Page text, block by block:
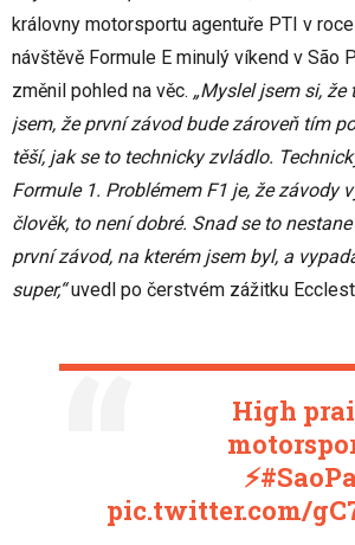
královny motorsportu agentuře PTI v
návštěvě Formule E minulý víkend v São
změnil pohled na věc. „Myslel jsem si,
jsem, že první závod bude zároveň tím
těší, jak se to technicky zvládlo.
Formule 1. Problémem F1 je, že závody
člověk, to není dobré. Snad se to
první závod, na kterém jsem byl, a
super,“uvedl po čerstvém zážitku
High
⚡️
pic.twitter.com/